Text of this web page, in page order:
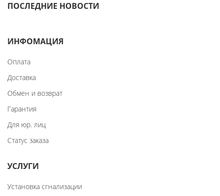
ПОСЛЕДНИЕ НОВОСТИ
ИНФОМАЦИЯ
Оплата
Доставка
Обмен и возврат
Гарантия
Для юр. лиц
Статус заказа
УСЛУГИ
Установка сгнализации